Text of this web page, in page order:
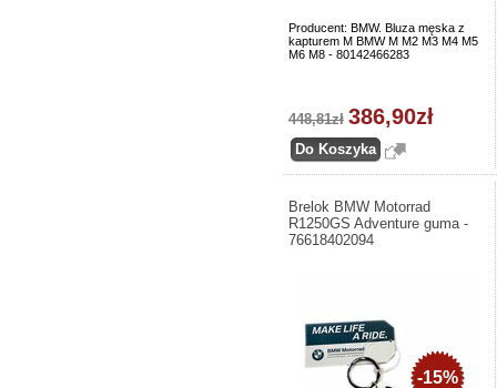
Producent: BMW. Bluza męska z
kapturem M BMW M M2 M3 M4 M5
M6 M8 - 80142466283
448,81zł 386,90zł
Brelok BMW Motorrad
R1250GS Adventure guma -
76618402094
-15%